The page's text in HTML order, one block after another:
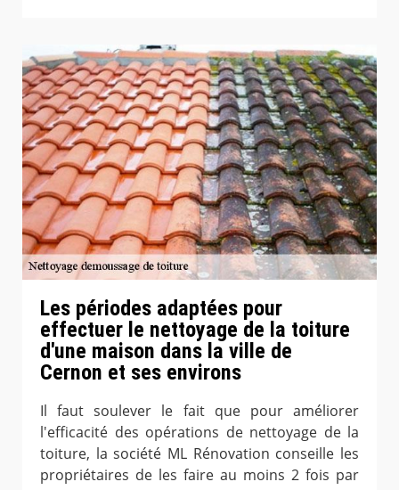
Les périodes adaptées pour
effectuer le nettoyage de la toiture
d'une maison dans la ville de
Cernon et ses environs
Il faut soulever le fait que pour améliorer
l'efficacité des opérations de nettoyage de la
toiture, la société ML Rénovation conseille les
propriétaires de les faire au moins 2 fois par